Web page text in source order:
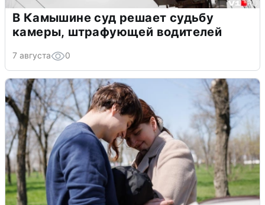
В Камышине суд решает судьбу
камеры, штрафующей водителей
7 августа 0